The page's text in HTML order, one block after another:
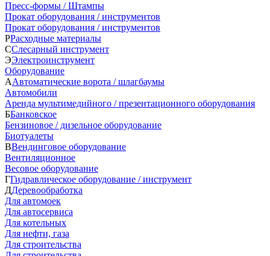
Пресс-формы / Штампы
Прокат оборудования / инструментов
Прокат оборудования / инструментов
РРасходные материалы
ССлесарный инструмент
ЭЭлектроинструмент
Оборудование
ААвтоматические ворота / шлагбаумы
Автомобили
Аренда мультимедийного / презентационного оборудования
ББанковское
Бензиновое / дизельное оборудование
Биотуалеты
ВВендинговое оборудование
Вентиляционное
Весовое оборудование
ГГидравлическое оборудование / инструмент
ДДеревообработка
Для автомоек
Для автосервиса
Для котельных
Для нефти, газа
Для строительства